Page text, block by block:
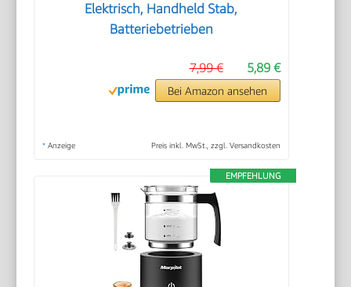
Elektrisch, Handheld Stab,
Batteriebetrieben
5,89 €
7,99 €
Bei Amazon ansehen
* Anzeige Preis inkl. MwSt., zzgl. Versandkosten
EMPFEHLUNG